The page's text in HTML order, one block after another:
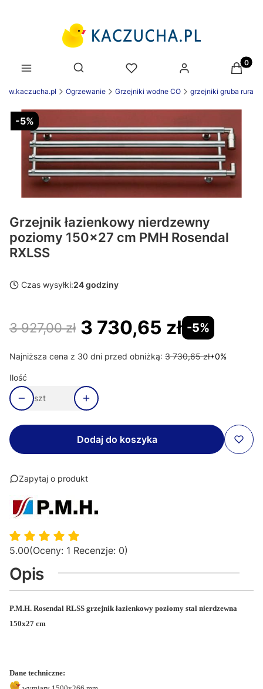
Otwórz wyszukiwarkę
Ogrzewanie Grzejniki wodne CO grzejniki gruba rura
-5%
Grzejnik łazienkowy nierdzewny
poziomy 150x27 cm PMH Rosendal
RXLSS
Czas wysyłki:24 godziny
3 927,00 zł 3 730,65 zł -5%
Najniższa cena z 30 dni przed obniżką: 3 730,65 zł+0%
Ilość
szt
Dodaj do koszyka
Zapytaj o produkt
5.00(Oceny: 1 Recenzje: 0)
Opis
P.M.H. Rosendal RLSS grzejnik łazienkowy poziomy stal nierdzewna
150x27 cm
Dane techniczne: